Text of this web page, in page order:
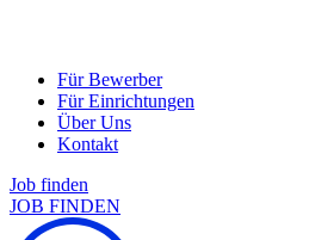
Für Bewerber
Für Einrichtungen
Über Uns
Kontakt
Job finden
JOB FINDEN